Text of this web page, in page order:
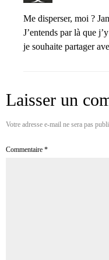
Me disperser, moi ?
J’entends par là que
je souhaite partager
Laisser un
Votre adresse e-mail ne sera pas
Commentaire *